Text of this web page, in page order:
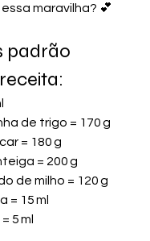
maravilha? 💕
padrão
de trigo = 170 g
= 180 g
= 200 g
de milho = 120 g
= 15 ml
5 ml